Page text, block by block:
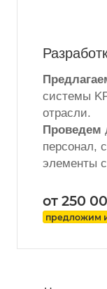
системы
отрасли.
Проведем
персонал,
элементы
от 250
предложим